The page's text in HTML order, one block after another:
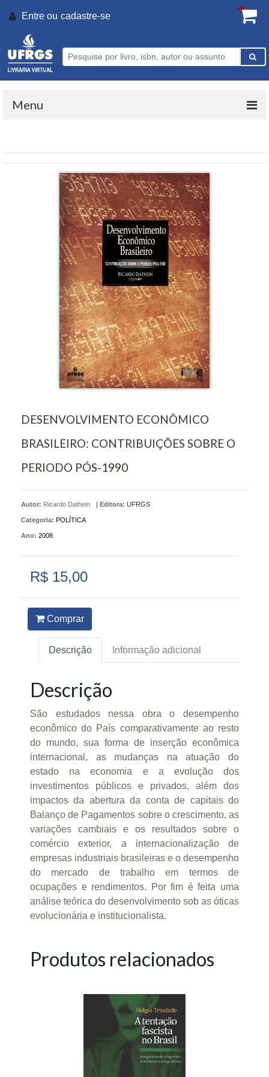
Entre ou cadastre-se.
Menu
DESENVOLVIMENTO ECONÔMICO
BRASILEIRO: CONTRIBUIÇÕES SOBRE O
PERIODO PÓS-1990
Autor: Ricardo Dathein Editora: UFRGS
Categoria: POLÍTICA
Ano: 2008
R$ 15,00
Comprar
Descrição Informação adicional
Descrição
São estudados nessa obra o desempenho
econômico do País comparativamente ao resto
do mundo, sua forma de inserção econômica
internacional, as mudanças na atuação do
estado na economia e a evolução dos
investimentos públicos e privados, além dos
impactos da abertura da conta de capitais do
Balanço de Pagamentos sobre o crescimento, as
variações cambiais e os resultados sobre o
comércio exterior, a internacionalização de
empresas industriais brasileiras e o desempenho
do mercado de trabalho em termos de
ocupações e rendimentos. Por fim é feita uma
análise teórica do desenvolvimento sob as óticas
evolucionária e institucionalista.
Produtos relacionados